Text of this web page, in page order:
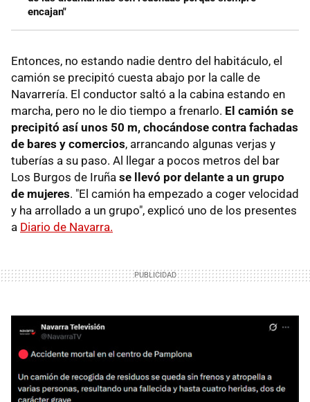
encajan"
Entonces, no estando nadie dentro del habitáculo, el
camión se precipitó cuesta abajo por la calle de
Navarrería. El conductor saltó a la cabina estando en
marcha, pero no le dio tiempo a frenarlo. El camión se
precipitó así unos 50 m, chocándose contra fachadas
de bares y comercios, arrancando algunas verjas y
tuberías a su paso. Al llegar a pocos metros del bar
Los Burgos de Iruña se llevó por delante a un grupo
de mujeres. "El camión ha empezado a coger velocidad
y ha arrollado a un grupo", explicó uno de los presentes
a Diario de Navarra.